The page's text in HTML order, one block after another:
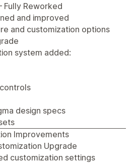
Reworked
and improved
and customization options
system added:
design specs
Improvements
Upgrade
customization settings